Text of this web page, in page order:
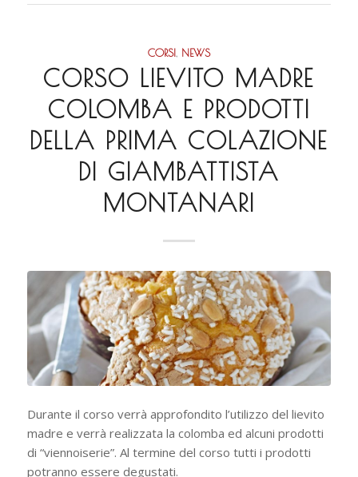
CORSI, NEWS
CORSO LIEVITO MADRE
COLOMBA E PRODOTTI
DELLA PRIMA COLAZIONE
DI GIAMBATTISTA
MONTANARI
Durante il corso verrà approfondito l’utilizzo del lievito
madre e verrà realizzata la colomba ed alcuni prodotti
di “viennoiserie”. Al termine del corso tutti i prodotti
potranno essere degustati.